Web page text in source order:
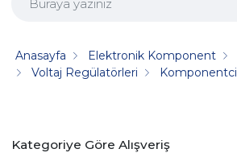
Anasayfa Elektronik Komponent
Voltaj Regülatörleri
Komponentci
Kategoriye Göre Alışveriş